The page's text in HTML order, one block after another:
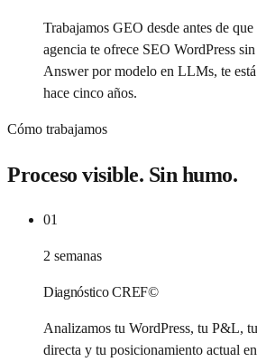
Trabajamos GEO desde antes de
agencia te ofrece SEO WordPress
Answer por modelo en LLMs, te
hace cinco años.
Cómo trabajamos
Proceso visible. Sin humo.
01
2 semanas
Diagnóstico CREF©
Analizamos tu WordPress, tu P&L,
directa y tu posicionamiento actual